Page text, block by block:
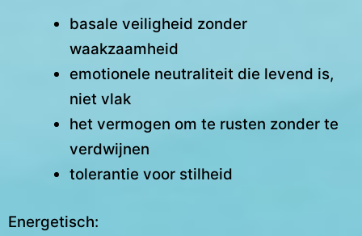
basale veiligheid zonder
waakzaamheid
emotionele neutraliteit die levend is,
niet vlak
het vermogen om te rusten zonder te
verdwijnen
tolerantie voor stilheid
Energetisch: